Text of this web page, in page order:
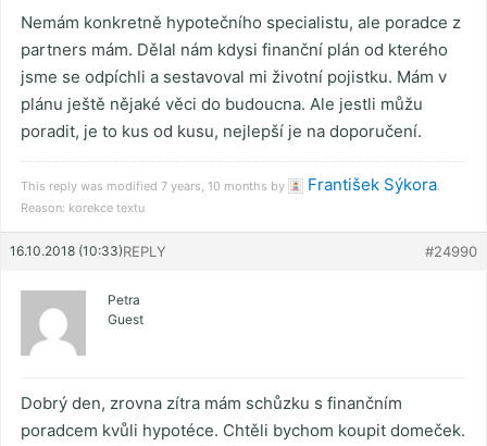
Nemám konkretně hypotečního specialistu, ale poradce z
partners mám. Dělal nám kdysi finanční plán od kterého
jsme se odpíchli a sestavoval mi životní pojistku. Mám v
plánu ještě nějaké věci do budoucna. Ale jestli můžu
poradit, je to kus od kusu, nejlepší je na doporučení.
This reply was modified 7 years, 10 months by František Sýkora.
Reason: korekce textu
16.10.2018 (10:33) #24990
REPLY
Petra
Guest
Dobrý den, zrovna zítra mám schůzku s finančním
poradcem kvůli hypotéce. Chtěli bychom koupit domeček.